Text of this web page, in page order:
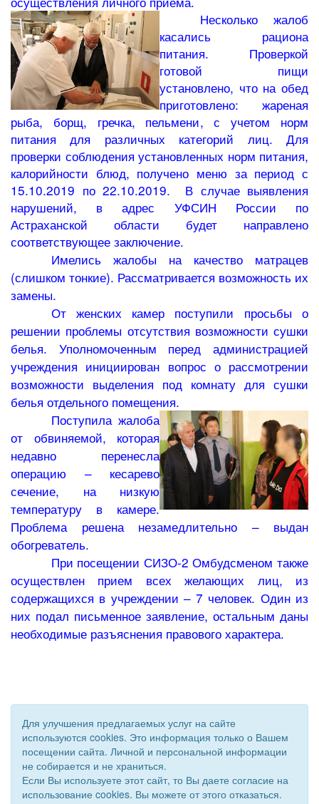
Несколько жалоб
касались рациона
питания. Проверкой
готовой пищи
установлено, что на обед
приготовлено: жареная
рыба, борщ, гречка, пельмени, с учетом норм
питания для различных категорий лиц. Для
проверки соблюдения установленных норм питания,
калорийности блюд, получено меню за период с
15.10.2019 по 22.10.2019. В случае выявления
нарушений, в адрес УФСИН России по
Астраханской области будет направлено
соответствующее заключение.
Имелись жалобы на качество матрацев
(слишком тонкие). Рассматривается возможность их
замены.
От женских камер поступили просьбы о
решении проблемы отсутствия возможности сушки
белья. Уполномоченным перед администрацией
учреждения инициирован вопрос о рассмотрении
возможности выделения под комнату для сушки
белья отдельного помещения.
Поступила жалоба
от обвиняемой, которая
недавно перенесла
операцию – кесарево
сечение, на низкую
температуру в камере.
Проблема решена незамедлительно – выдан
обогреватель.
При посещении СИЗО-2 Омбудсменом также
осуществлен прием всех желающих лиц, из
содержащихся в учреждении – 7 человек. Один из
них подал письменное заявление, остальным даны
необходимые разъяснения правового характера.
Для улучшения предлагаемых услуг на сайте
используются cookies. Это информация только о Вашем
посещении сайта. Личной и персональной информации
не собирается и не храниться.
Если Вы используете этот сайт, то Вы даете согласие на
использование cookies. Вы можете от этого отказаться.